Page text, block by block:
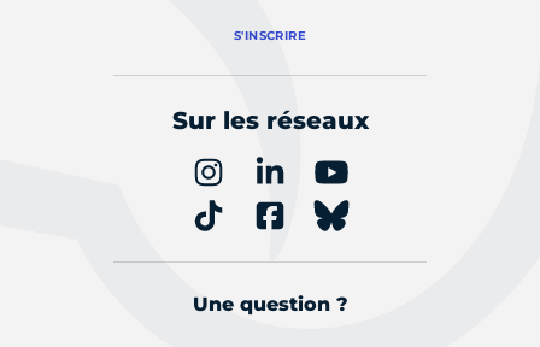
S'INSCRIRE
Sur les réseaux
Une question ?